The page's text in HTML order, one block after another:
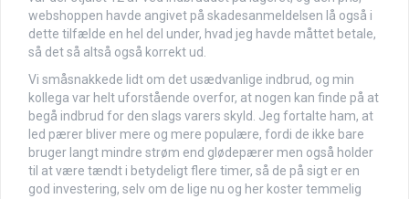
webshoppen havde angivet på skadesanmeldelsen lå også i
dette tilfælde en hel del under, hvad jeg havde måttet betale,
så det så altså også korrekt ud.
Vi småsnakkede lidt om det usædvanlige indbrud, og min
kollega var helt uforstående overfor, at nogen kan finde på at
begå indbrud for den slags varers skyld. Jeg fortalte ham, at
led pærer bliver mere og mere populære, fordi de ikke bare
bruger langt mindre strøm end glødepærer men også holder
til at være tændt i betydeligt flere timer, så de på sigt er en
god investering, selv om de lige nu og her koster temmelig